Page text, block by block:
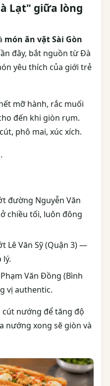
Lạt" giữa lòng
món ăn vặt Sài Gòn
đây, bắt nguồn từ Đà
yêu thích của giới trẻ
mỡ hành, rắc muối
đến khi giòn rụm.
phô mai, xúc xích.
đường Nguyễn Văn
chiều tối, luôn đông
Lê Văn Sỹ (Quận 3) —
lý.
Văn Đồng (Bình
vị authentic.
nướng để tăng độ
nướng xong sẽ giòn và